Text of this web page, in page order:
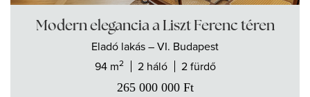
Modern elegancia a Liszt Ferenc téren
Eladó lakás– VI. Budapest
94 m2 2 háló 2 fürdő
265 000 000 Ft